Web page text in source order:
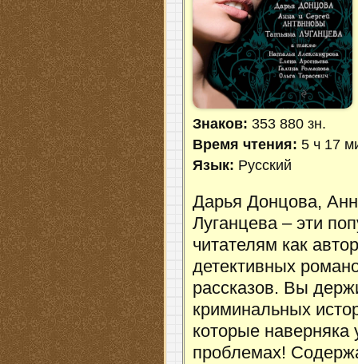
Знаков: 353 880 зн.
Время чтения:5 ч 17
Язык: Русский
Дарья Донцова,
Луганцева – эти
читателям как
детективных
рассказов. Вы
криминальных
которые наверняка
проблемах!